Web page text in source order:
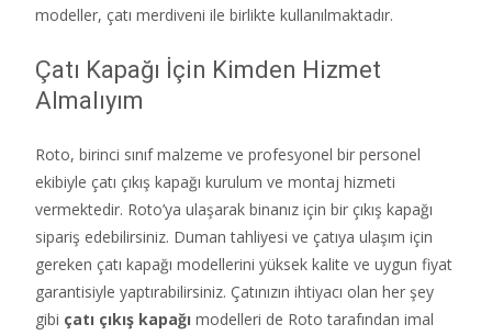
modeller, çatı merdiveni ile birlikte kullanılmaktadır.
Çatı Kapağı İçin Kimden Hizmet
Almalıyım
Roto, birinci sınıf malzeme ve profesyonel bir personel
ekibiyle çatı çıkış kapağı kurulum ve montaj hizmeti
vermektedir. Roto’ya ulaşarak binanız için bir çıkış kapağı
sipariş edebilirsiniz. Duman tahliyesi ve çatıya ulaşım için
gereken çatı kapağı modellerini yüksek kalite ve uygun fiyat
garantisiyle yaptırabilirsiniz. Çatınızın ihtiyacı olan her şey
gibi çatı çıkış kapağı modelleri de Roto tarafından imal